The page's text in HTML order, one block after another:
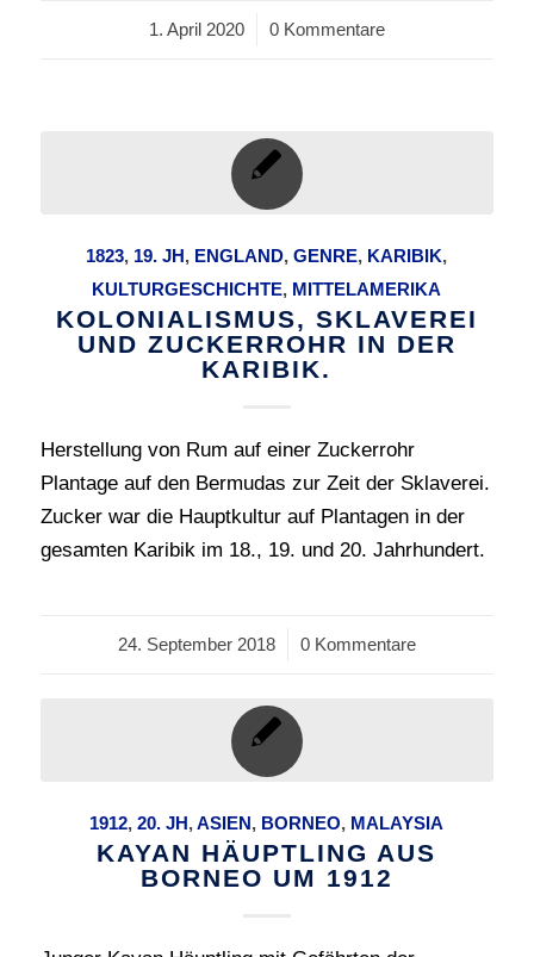
1. April 2020
/ 0 Kommentare
1823, 19. JH, ENGLAND,GENRE, KARIBIK,
KULTURGESCHICHTE, MITTELAMERIKA
KOLONIALISMUS, SKLAVEREI
UND ZUCKERROHR IN DER
KARIBIK.
Herstellung von Rum auf einer Zuckerrohr
Plantage auf den Bermudas zur Zeit der Sklaverei.
Zucker war die Hauptkultur auf Plantagen in der
gesamten Karibik im 18., 19. und 20. Jahrhundert.
24. September 2018
/ 0 Kommentare
1912,20. JH,ASIEN, BORNEO, MALAYSIA
KAYAN HÄUPTLING AUS
BORNEO UM 1912